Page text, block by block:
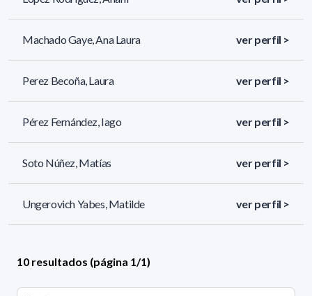
Machado Gaye, Ana Laura ver perfil >
Perez Becoña, Laura ver perfil >
Pérez Fernández, Iago ver perfil >
Soto Núñez, Matías ver perfil >
Ungerovich Yabes, Matilde ver perfil >
10 resultados (página 1/1)